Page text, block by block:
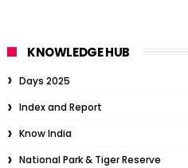
KNOWLEDGE HUB
Days 2025
Index and Report
Know India
National Park & Tiger Reserve